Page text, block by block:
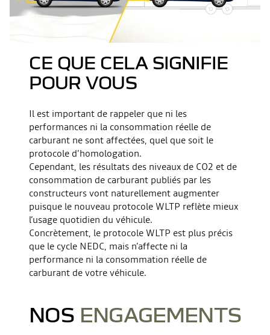
CE QUE CELA SIGNIFIE
POUR VOUS
Il est important de rappeler que ni les
performances ni la consommation réelle de
carburant ne sont affectées, quel que soit le
protocole d’homologation.
Cependant, les résultats des niveaux de CO2 et de
consommation de carburant publiés par les
constructeurs vont naturellement augmenter
puisque le nouveau protocole WLTP reflète mieux
l’usage quotidien du véhicule.
Concrètement, le protocole WLTP est plus précis
que le cycle NEDC, mais n’affecte ni la
performance ni la consommation réelle de
carburant de votre véhicule.
NOS ENGAGEMENTS